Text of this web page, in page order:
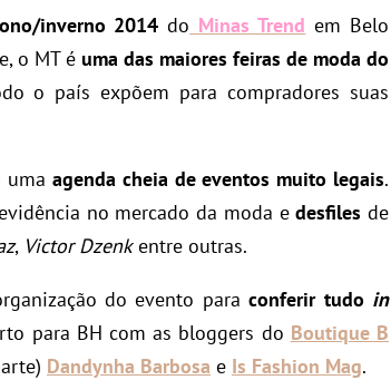
inverno 2014 do Minas Trend em Belo
o MT é uma das maiores feiras de moda do
o país expõem para compradores suas
uma agenda cheia de eventos muito legais.
no mercado da moda edesfiles de
, Victor Dzenkentre outras.
do evento paraconferir tudo in
para BH com as bloggers do Boutique B
Dandynha Barbosa e Is Fashion Mag.